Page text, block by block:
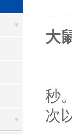
大
秒
次